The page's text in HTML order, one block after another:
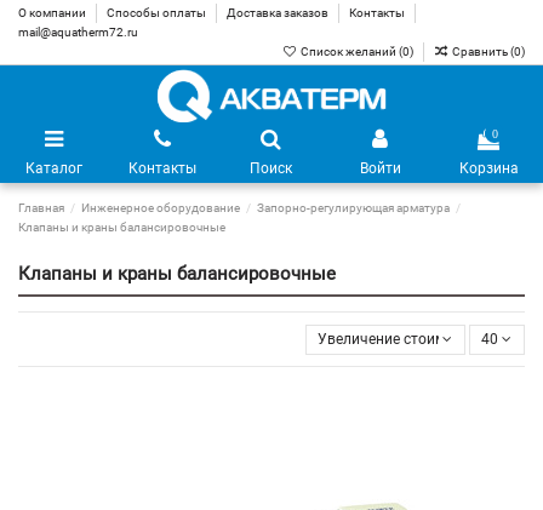
О компании Способы оплаты Доставка заказов
Контакты
mail@aquatherm72.ru
Список желаний (0) Сравнить (0)
Каталог Контакты Поиск Войти
0
Корзина
Главная Инженерное оборудование
Запорно-регулирующая арматура
Клапаны и краны балансировочные
Клапаны и краны балансировочные
Увеличение стоимости 40